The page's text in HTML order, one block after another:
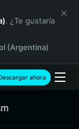
. ¿Te gustaría
(Argentina)
ahora